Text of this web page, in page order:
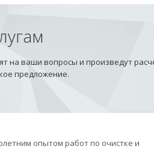
ваши вопросы и произведут
предложение.
опытом работ по очистке и